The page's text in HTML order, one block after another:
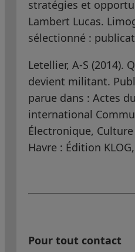
stratégies et
Lambert Lucas.
sélectionné :
Letellier, A-S (2014).
devient militant.
parue dans : Actes
international
Électronique,
Havre : Édition
Pour tout contact